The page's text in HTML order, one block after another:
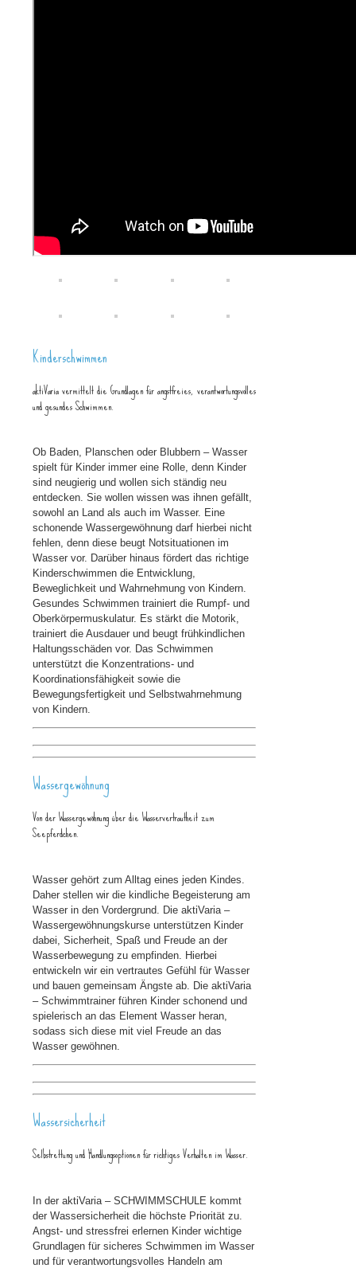
Kinderschwimmen
aktiVaria vermittelt die Grundlagen für angstfreies, verantwortungsvolles
und gesundes Schwimmen.
Ob Baden, Planschen oder Blubbern – Wasser
spielt für Kinder immer eine Rolle, denn Kinder
sind neugierig und wollen sich ständig neu
entdecken. Sie wollen wissen was ihnen gefällt,
sowohl an Land als auch im Wasser. Eine
schonende Wassergewöhnung darf hierbei nicht
fehlen, denn diese beugt Notsituationen im
Wasser vor. Darüber hinaus fördert das richtige
Kinderschwimmen die Entwicklung,
Beweglichkeit und Wahrnehmung von Kindern.
Gesundes Schwimmen trainiert die Rumpf- und
Oberkörpermuskulatur. Es stärkt die Motorik,
trainiert die Ausdauer und beugt frühkindlichen
Haltungsschäden vor. Das Schwimmen
unterstützt die Konzentrations- und
Koordinationsfähigkeit sowie die
Bewegungsfertigkeit und Selbstwahrnehmung
von Kindern.
Wassergewöhnung
Von der Wassergewöhnung über die Wasservertrautheit zum
Seepferdchen.
Wasser gehört zum Alltag eines jeden Kindes.
Daher stellen wir die kindliche Begeisterung am
Wasser in den Vordergrund. Die aktiVaria –
Wassergewöhnungskurse unterstützen Kinder
dabei, Sicherheit, Spaß und Freude an der
Wasserbewegung zu empfinden. Hierbei
entwickeln wir ein vertrautes Gefühl für Wasser
und bauen gemeinsam Ängste ab. Die aktiVaria
– Schwimmtrainer führen Kinder schonend und
spielerisch an das Element Wasser heran,
sodass sich diese mit viel Freude an das
Wasser gewöhnen.
Wassersicherheit
Selbstrettung und Handlungsoptionen für richtiges Verhalten im Wasser.
In der aktiVaria – SCHWIMMSCHULE kommt
der Wassersicherheit die höchste Priorität zu.
Angst- und stressfrei erlernen Kinder wichtige
Grundlagen für sicheres Schwimmen im Wasser
und für verantwortungsvolles Handeln am